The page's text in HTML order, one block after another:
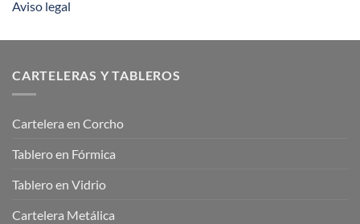
Aviso legal
CARTELERAS Y TABLEROS
Cartelera en Corcho
Tablero en Fórmica
Tablero en Vidrio
Cartelera Metálica